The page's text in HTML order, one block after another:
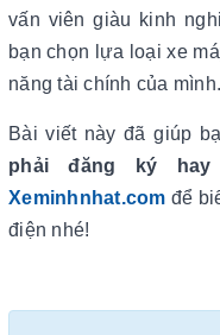
vấn viên giàu kinh
bạn chọn lựa loại xe
năng tài chính của mình.
Bài viết này đã giúp
phải đăng ký hay
Xeminhnhat.com để
điện nhé!